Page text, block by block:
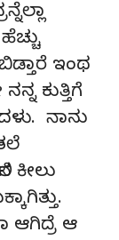
ಇಂಥ
ಕುತ್ತಿಗೆ
ನಾನು
ಕೀಲು
ಆಗಿದ್ರೆ ಆ